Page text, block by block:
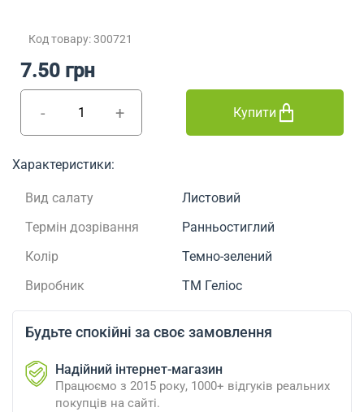
Код товару: 300721
- +
7.50 грн
Купити
Характеристики:
Вид салату
Листовий
Термін дозрівання
Ранньостиглий
Колір
Темно-зелений
Виробник
ТМ Геліос
Будьте спокійні за своє замовлення
Надійний інтернет-магазин
Працюємо з 2015 року, 1000+ відгуків реальних
покупців на сайті.